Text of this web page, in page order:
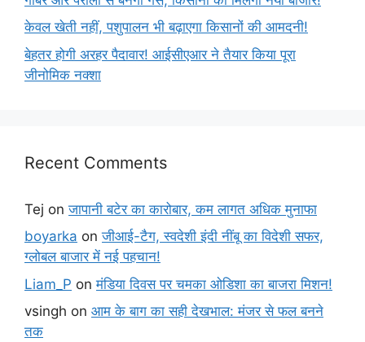
केवल खेती नहीं, पशुपालन भी बढ़ाएगा किसानों की आमदनी!
बेहतर होगी अरहर पैदावार! आईसीएआर ने तैयार किया पूरा
जीनोमिक नक्शा
Recent Comments
Tej onजापानी बटेर का कारोबार, कम लागत अधिक मुनाफा
boyarka onजीआई-टैग, स्वदेशी इंदी नींबू का विदेशी सफर,
ग्लोबल बाजार में नई पहचान!
Liam_P onमंडिया दिवस पर चमका ओडिशा का बाजरा मिशन!
vsingh on आम के बाग का सही देखभाल: मंजर से फल बनने
तक